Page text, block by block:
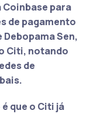
para
de pagamento
Debopama Sen,
Citi, notando
de
que o Citi já